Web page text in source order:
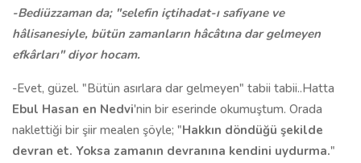
-Bediüzzaman da; "selefin içtihadat-ı safiyane ve
hâlisanesiyle, bütün zamanların hâcâtına dar gelmeyen
efkârları" diyor hocam.
-Evet, güzel. "Bütün asırlara dar gelmeyen" tabii tabii..Hatta
Ebul Hasan en Nedvi'nin bir eserinde okumuştum. Orada
naklettiği bir şiir mealen şöyle; "Hakkın döndüğü şekilde
devran et. Yoksa zamanın devranına kendini uydurma."